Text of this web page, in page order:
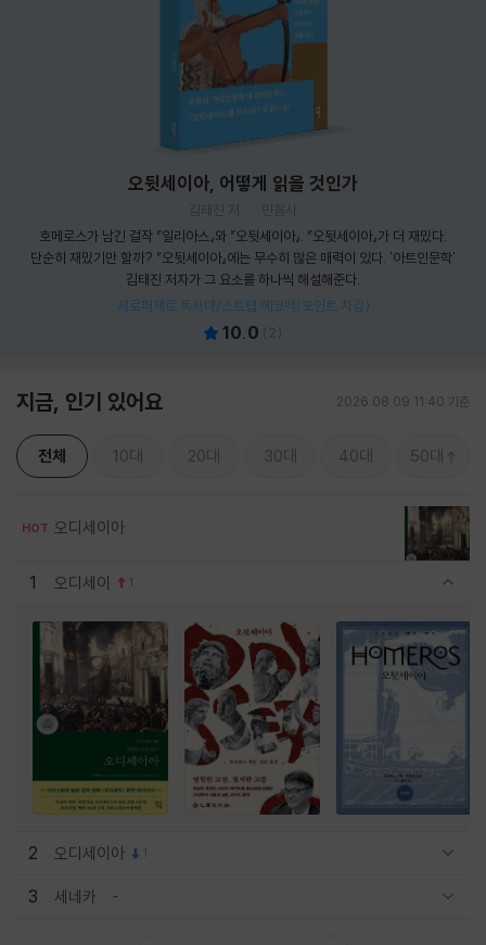
오뒷세이아, 어떻게 읽을 것인가
김태진 저
민음사
호메로스가 남긴 걸작 『일리아스』와 『오뒷세이아』. 『오뒷세이아』가 더 재밌다.
단순히 재밌기만 할까? 『오뒷세이아』에는 무수히 많은 매력이 있다. '아트인문학'
김태진 저자가 그 요소를 하나씩 해설해준다.
제로퍼제로 독서대/스트랩 에코백(포인트 차감)
10.0 ( 2)
지금, 인기 있어요 2026.08.09 11:40 기준
전체 10대 20대 30대 40대 50대
HOT 오디세이아
1 오디세이 1
2 오디세이아 1
3 세네카